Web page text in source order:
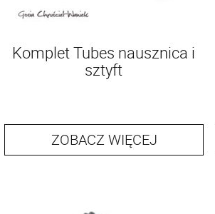
Komplet Tubes nausznica i
sztyft
ZOBACZ WIĘCEJ